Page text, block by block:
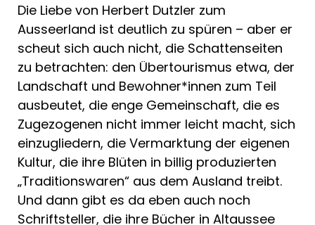
Die Liebe von Herbert Dutzler zum
Ausseerland ist deutlich zu spüren – aber er
scheut sich auch nicht, die Schattenseiten
zu betrachten: den Übertourismus etwa, der
Landschaft und Bewohner*innen zum Teil
ausbeutet, die enge Gemeinschaft, die es
Zugezogenen nicht immer leicht macht, sich
einzugliedern, die Vermarktung der eigenen
Kultur, die ihre Blüten in billig produzierten
„Traditionswaren“ aus dem Ausland treibt.
Und dann gibt es da eben auch noch
Schriftsteller, die ihre Bücher in Altaussee